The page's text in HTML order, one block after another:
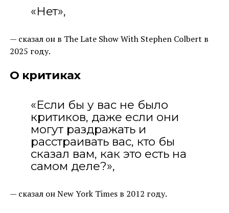
«Нет»,
— сказал он в The Late Show With Stephen Colbert в
2025 году.
О критиках
«Если бы у вас не было
критиков, даже если они
могут раздражать и
расстраивать вас, кто бы
сказал вам, как это есть на
самом деле?»,
— сказал он New York Times в 2012 году.